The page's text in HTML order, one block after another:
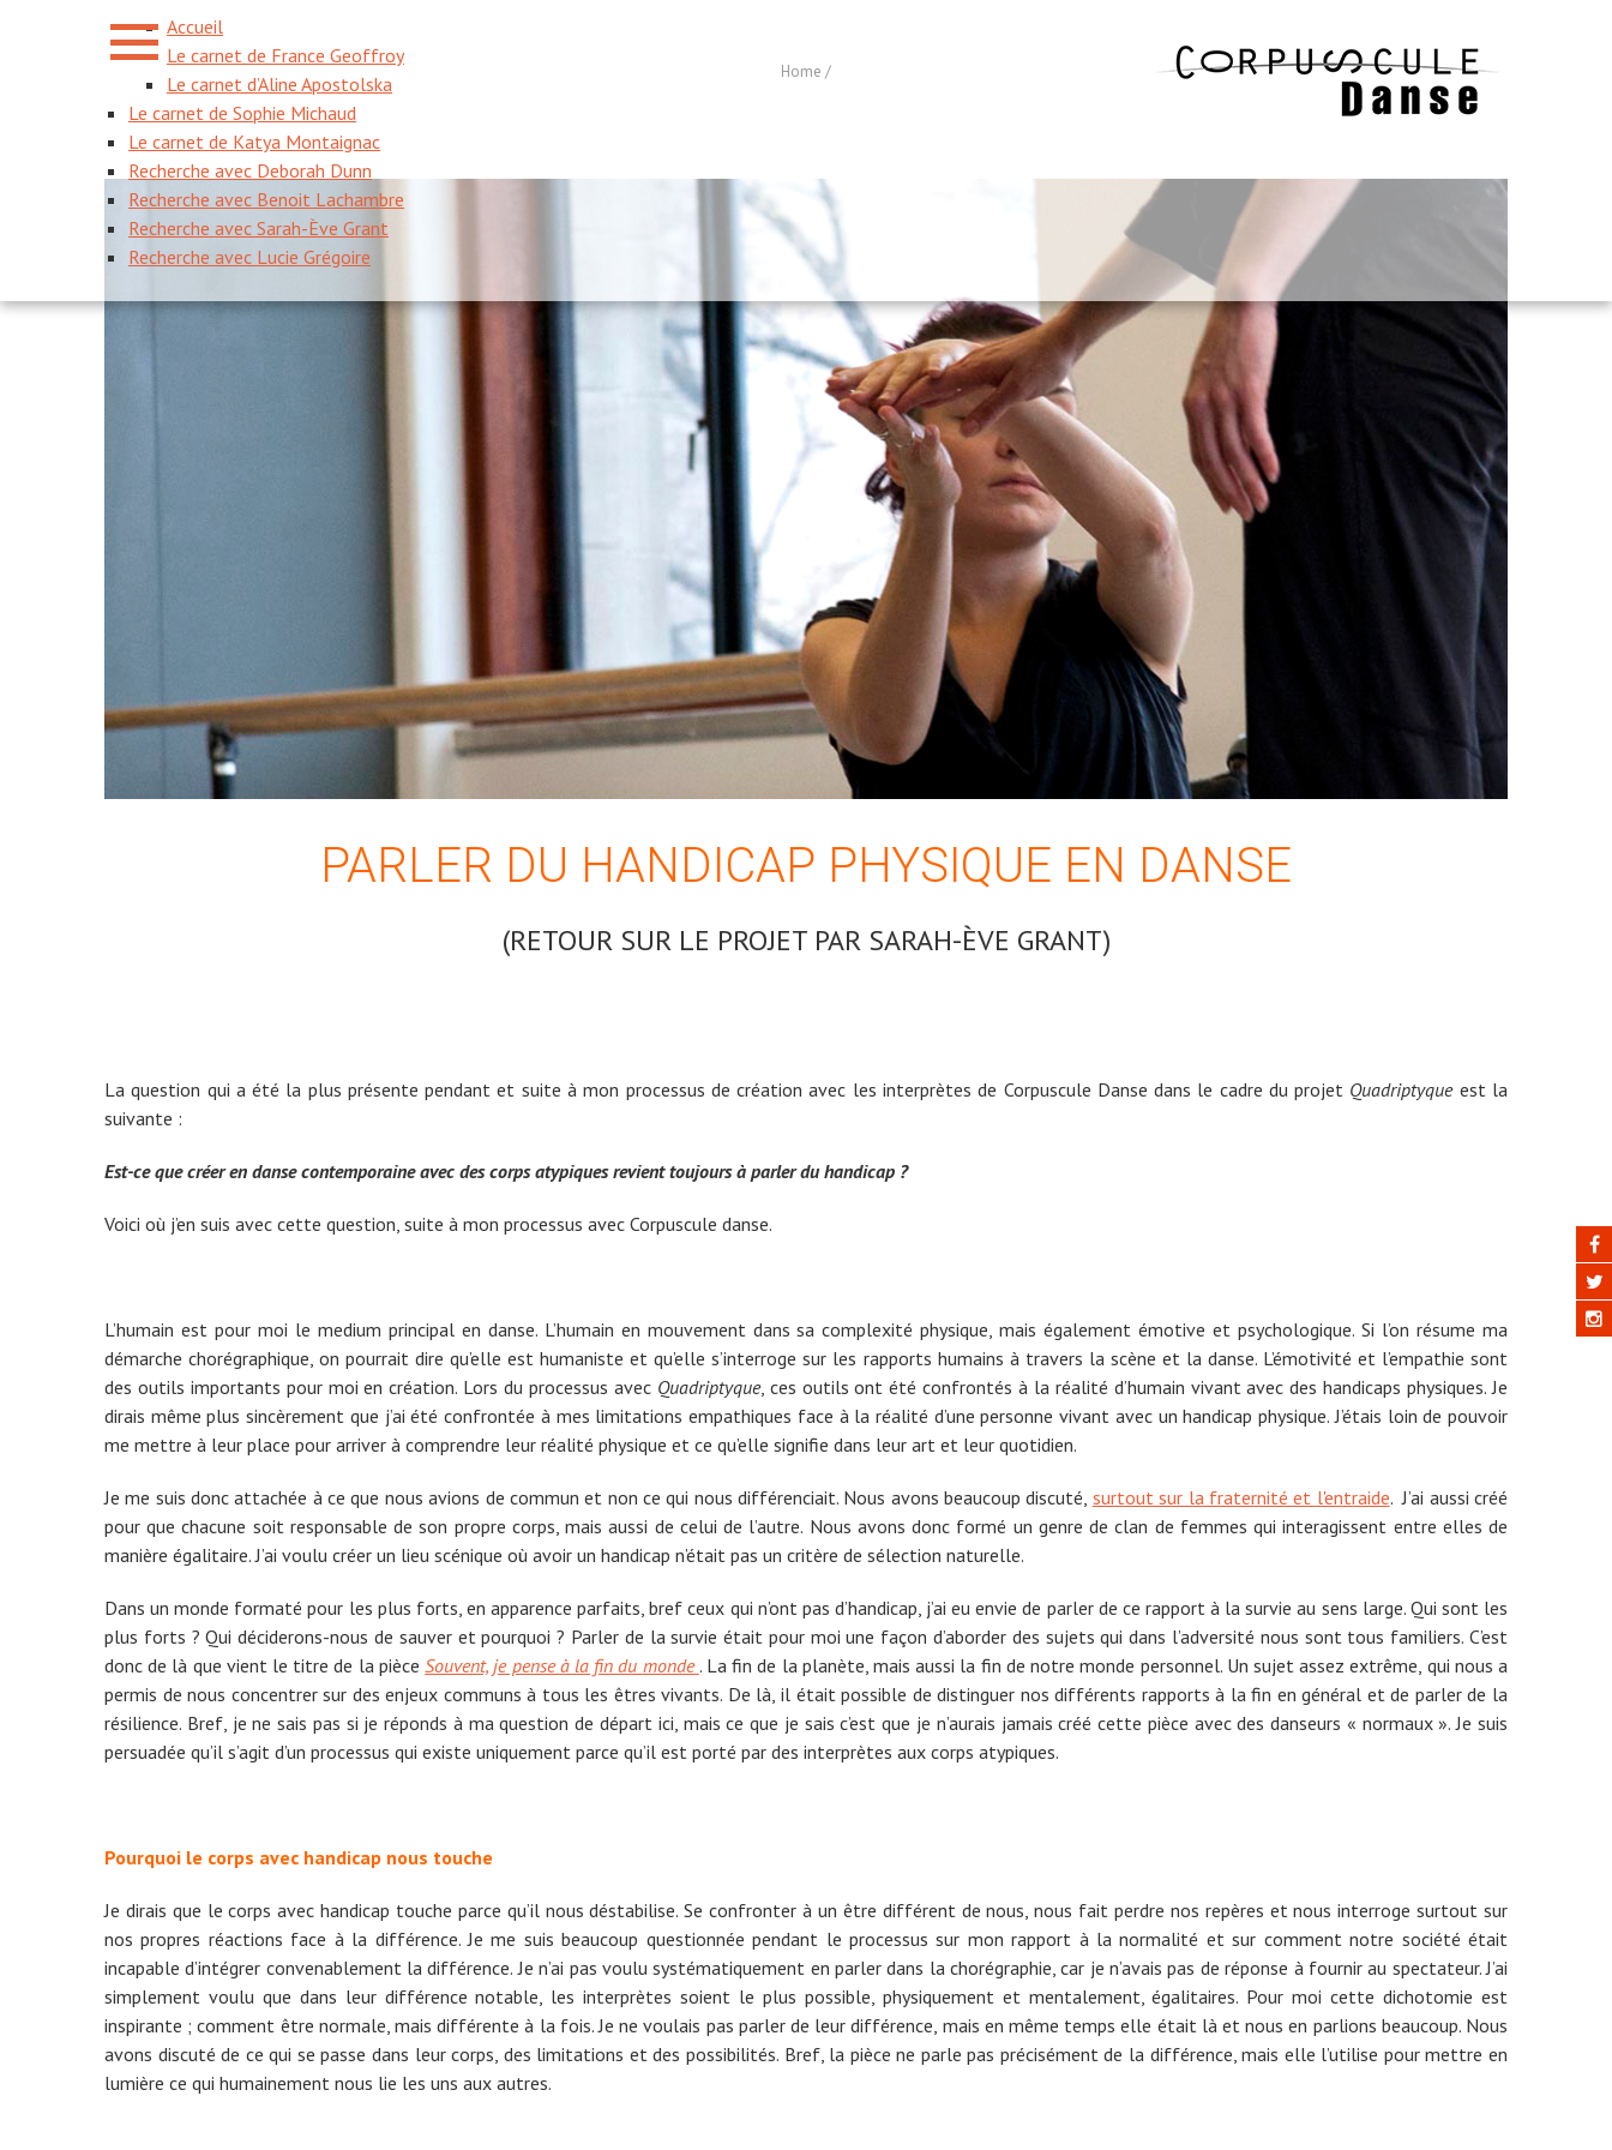
Accueil
Le carnet de France Geoffroy
Le carnet d’Aline Apostolska
Le carnet de Sophie Michaud
Le carnet de Katya Montaignac
Recherche avec Deborah Dunn
Recherche avec Benoit Lachambre
Recherche avec Sarah-Ève Grant
Recherche avec Lucie Grégoire
Home /
PARLER DU HANDICAP PHYSIQUE EN DANSE
(RETOUR SUR LE PROJET PAR SARAH-ÈVE GRANT)
La question qui a été la plus présente pendant et suite à mon processus de création avec les interprètes de Corpuscule Danse dans le cadre du projet Quadriptyque est la
suivante :
Est-ce que créer en danse contemporaine avec des corps atypiques revient toujours à parler du handicap ?
Voici où j’en suis avec cette question, suite à mon processus avec Corpuscule danse.
L’humain est pour moi le medium principal en danse. L’humain en mouvement dans sa complexité physique, mais également émotive et psychologique. Si l’on résume ma
démarche chorégraphique, on pourrait dire qu’elle est humaniste et qu’elle s’interroge sur les rapports humains à travers la scène et la danse. L’émotivité et l’empathie sont
des outils importants pour moi en création. Lors du processus avec Quadriptyque, ces outils ont été confrontés à la réalité d’humain vivant avec des handicaps physiques. Je
dirais même plus sincèrement que j’ai été confrontée à mes limitations empathiques face à la réalité d’une personne vivant avec un handicap physique. J’étais loin de pouvoir
me mettre à leur place pour arriver à comprendre leur réalité physique et ce qu’elle signifie dans leur art et leur quotidien.
Je me suis donc attachée à ce que nous avions de commun et non ce qui nous différenciait. Nous avons beaucoup discuté, surtout sur la fraternité et l'entraide. J’ai aussi créé
pour que chacune soit responsable de son propre corps, mais aussi de celui de l’autre. Nous avons donc formé un genre de clan de femmes qui interagissent entre elles de
manière égalitaire. J’ai voulu créer un lieu scénique où avoir un handicap n’était pas un critère de sélection naturelle.
Dans un monde formaté pour les plus forts, en apparence parfaits, bref ceux qui n’ont pas d’handicap, j’ai eu envie de parler de ce rapport à la survie au sens large. Qui sont les
plus forts ? Qui déciderons-nous de sauver et pourquoi ? Parler de la survie était pour moi une façon d’aborder des sujets qui dans l’adversité nous sont tous familiers. C’est
donc de là que vient le titre de la pièceSouvent, je pense à la fin du monde. La fin de la planète, mais aussi la fin de notre monde personnel. Un sujet assez extrême, qui nous a
permis de nous concentrer sur des enjeux communs à tous les êtres vivants. De là, il était possible de distinguer nos différents rapports à la fin en général et de parler de la
résilience. Bref, je ne sais pas si je réponds à ma question de départ ici, mais ce que je sais c’est que je n’aurais jamais créé cette pièce avec des danseurs « normaux ». Je suis
persuadée qu’il s’agit d’un processus qui existe uniquement parce qu’il est porté par des interprètes aux corps atypiques.
Pourquoi le corps avec handicap nous touche
Je dirais que le corps avec handicap touche parce qu’il nous déstabilise. Se confronter à un être différent de nous, nous fait perdre nos repères et nous interroge surtout sur
nos propres réactions face à la différence. Je me suis beaucoup questionnée pendant le processus sur mon rapport à la normalité et sur comment notre société était
incapable d’intégrer convenablement la différence. Je n’ai pas voulu systématiquement en parler dans la chorégraphie, car je n’avais pas de réponse à fournir au spectateur. J’ai
simplement voulu que dans leur différence notable, les interprètes soient le plus possible, physiquement et mentalement, égalitaires. Pour moi cette dichotomie est
inspirante ; comment être normale, mais différente à la fois. Je ne voulais pas parler de leur différence, mais en même temps elle était là et nous en parlions beaucoup. Nous
avons discuté de ce qui se passe dans leur corps, des limitations et des possibilités. Bref, la pièce ne parle pas précisément de la différence, mais elle l’utilise pour mettre en
lumière ce qui humainement nous lie les uns aux autres.